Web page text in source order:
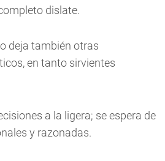
dislate.
deja también otras
en tanto sirvientes
a la ligera; se espera de
y razonadas.